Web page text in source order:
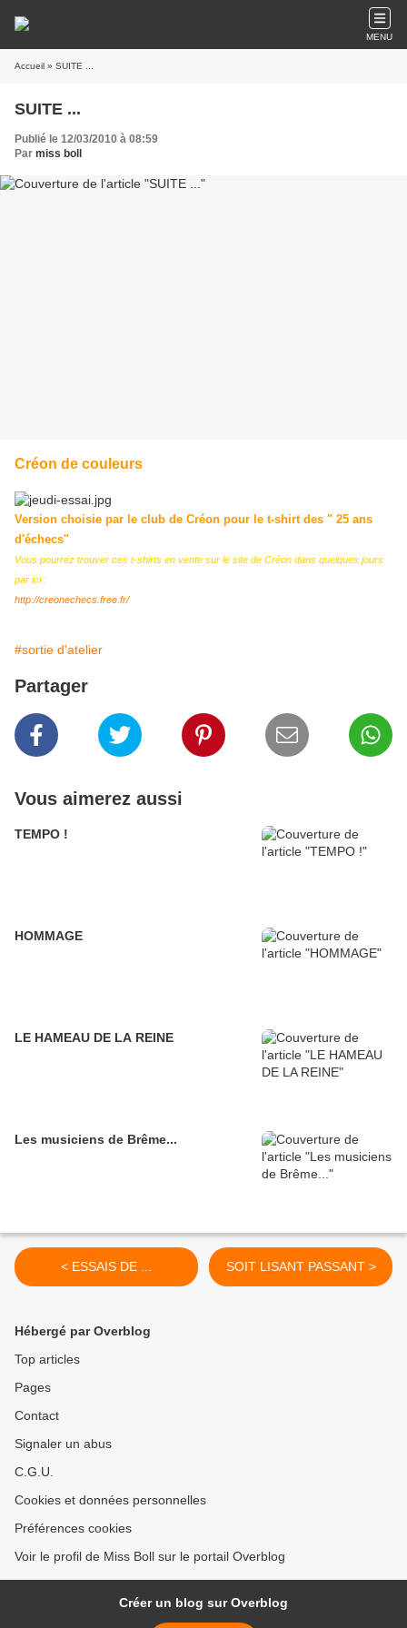
MENU
Accueil » SUITE ...
SUITE ...
Publié le 12/03/2010 à 08:59
Par miss boll
Créon de couleurs
Version choisie par le club de Créon pour le t-shirt des " 25 ans
d'échecs"
Vous pourrez trouver ces t-shirts en vente sur le site de Créon dans quelques jours
par ici :
http://creonechecs.free.fr/
#sortie d'atelier
Partager
Vous aimerez aussi
TEMPO !
HOMMAGE
LE HAMEAU DE LA REINE
Les musiciens de Brême...
< ESSAIS DE ... SOIT LISANT PASSANT >
Hébergé par Overblog
Top articles
Pages
Contact
Signaler un abus
C.G.U.
Cookies et données personnelles
Préférences cookies
Voir le profil de Miss Boll sur le portail Overblog
Créer un blog sur Overblog